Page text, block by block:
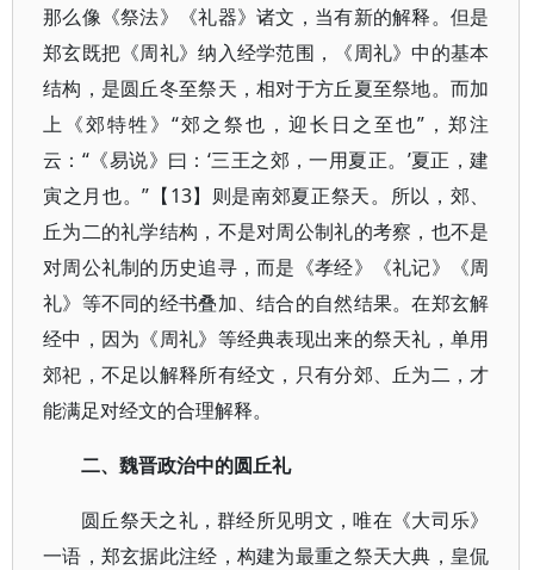
那么像《祭法》《礼器》诸文，当有新的解释。但是
郑玄既把《周礼》纳入经学范围，《周礼》中的基本
结构，是圆丘冬至祭天，相对于方丘夏至祭地。而加
上《郊特牲》“郊之祭也，迎长日之至也”，郑注
云：“《易说》曰：‘三王之郊，一用夏正。’夏正，建
寅之月也。”【13】则是南郊夏正祭天。所以，郊、
丘为二的礼学结构，不是对周公制礼的考察，也不是
对周公礼制的历史追寻，而是《孝经》《礼记》《周
礼》等不同的经书叠加、结合的自然结果。在郑玄解
经中，因为《周礼》等经典表现出来的祭天礼，单用
郊祀，不足以解释所有经文，只有分郊、丘为二，才
能满足对经文的合理解释。
二、魏晋政治中的圆丘礼
圆丘祭天之礼，群经所见明文，唯在《大司乐》
一语，郑玄据此注经，构建为最重之祭天大典，皇侃